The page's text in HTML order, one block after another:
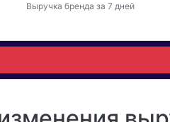
Выручка бренда за 7 дней